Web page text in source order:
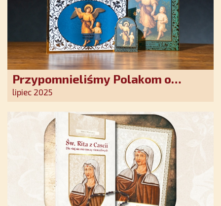
Przypomnieliśmy Polakom o
obecności Anioła Stróża!
lipiec 2025